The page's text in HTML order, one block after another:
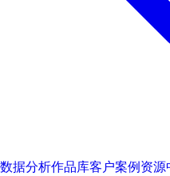
数据分析作品库客户案例资源